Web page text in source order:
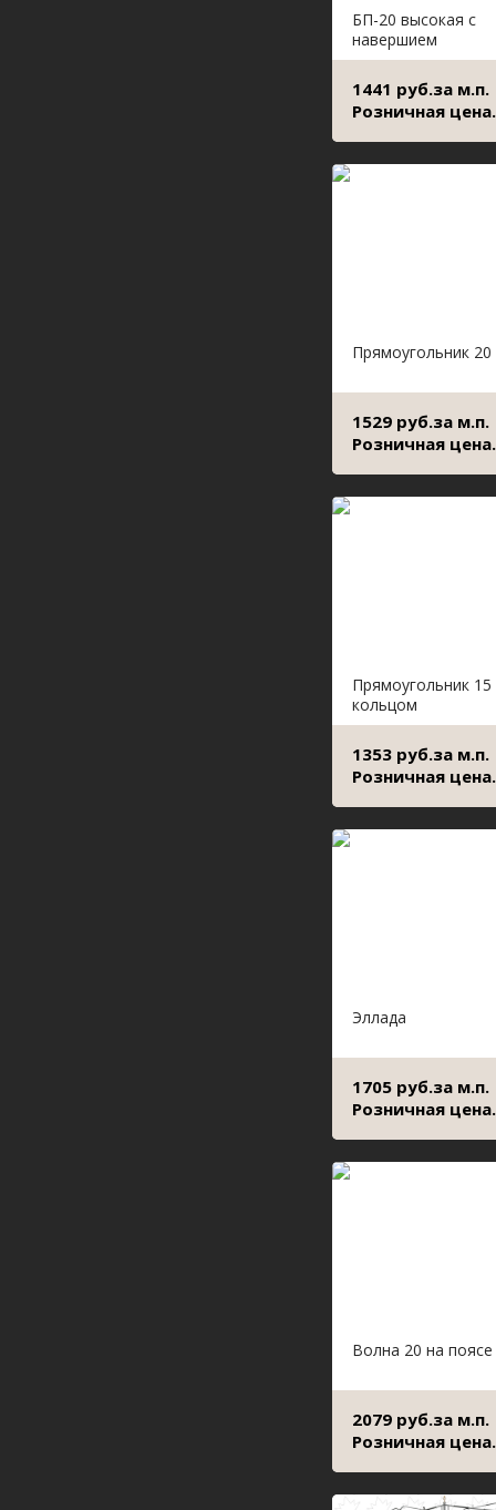
БП-20 высокая с
навершием
1441 руб.за м.п.
Розничная цена.
Прямоугольник
1529 руб.за м.п.
Розничная цена.
Прямоугольник 15
кольцом
1353 руб.за м.п.
Розничная цена.
Эллада
1705 руб.за м.п.
Розничная цена.
Волна 20 на поясе
2079 руб.за м.п.
Розничная цена.